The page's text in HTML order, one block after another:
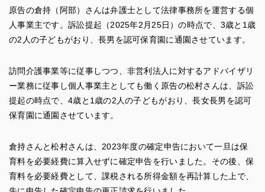
原告の倉持（阿部）さんは弁護士として法律事務所を運営する個
人事業主です。訴訟提起（2025年2月25日）の時点で、3歳と1歳
の2人の子どもがおり、長男を認可保育園に通園させています。
訪問介護事業等に従事しつつ、非営利法人に対するアドバイザリ
ー業務に従事し個人事業主としても働く原告の松村さんは、訴訟
提起の時点で、4歳と1歳の2人の子どもがおり、長女長男を認可
保育園に通園させています。
倉持さんと松村さんは、2023年度の確定申告において一旦は保
育料を必要経費に算入せずに確定申告を行いました。その後、保
育料を必要経費として、課税される所得金額を再計算した上で、